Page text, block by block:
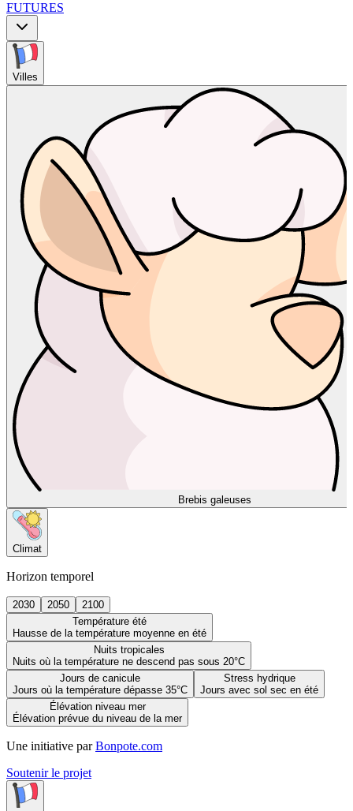
FUTURES
Villes
Brebis galeuses
Climat
Horizon temporel
2030 2050
2100
Température été
Hausse de la température moyenne en été
Nuits tropicales
Nuits où la température ne descend pas sous 20°C
Jours de canicule
Jours où la température dépasse 35°C
Stress hydrique
Jours avec sol sec en été
Élévation niveau mer
Élévation prévue du niveau de la mer
Une initiative par Bonpote.com
Soutenir le projet